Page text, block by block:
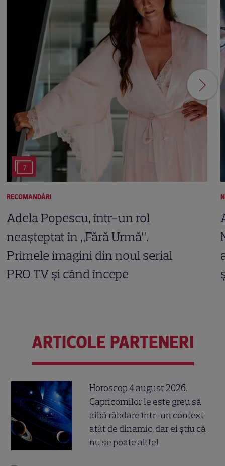
7
RECOMANDĂRI
Adela Popescu, într-un rol
neașteptat în „Fără Urmă”.
Primele imagini din noul serial
PRO TV și când începe
ARTICOLE PARTENERI
Horoscop 4 august 2026.
Capricornilor le este greu să
aibă răbdare într-un context
atât de dinamic, dar ei știu că
nu se poate altfel